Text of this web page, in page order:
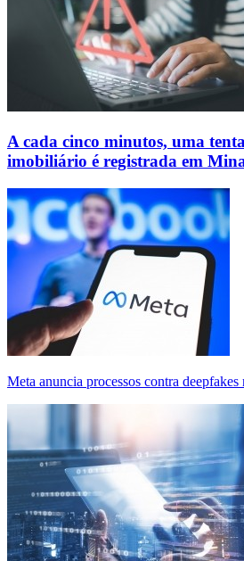
A cada cinco minutos, uma
imobiliário é registrada em
Meta anuncia processos contra